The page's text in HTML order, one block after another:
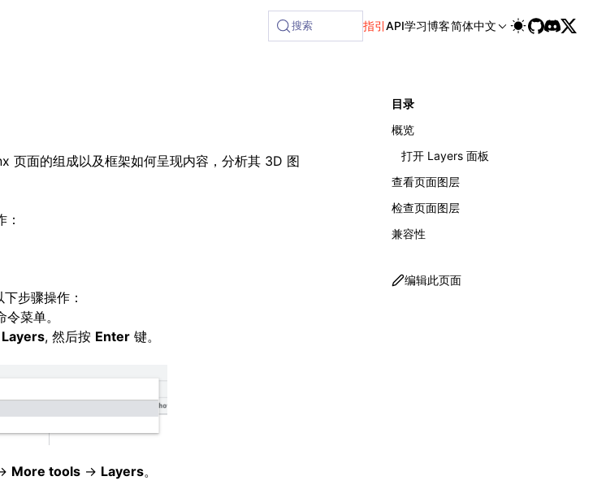
full documentation bundle is available at /next/zh/llms-full.txt, and this page is available
搜索 指引API学习博客简体中文
页面的组成以及框架如何呈现内容，分析其 3D 图
步骤操作：
令菜单。
, 然后按 Enter 键。
More tools -> Layers。
目录
概览
打开 Layers 面板
查看页面图层
检查页面图层
兼容性
编辑此页面